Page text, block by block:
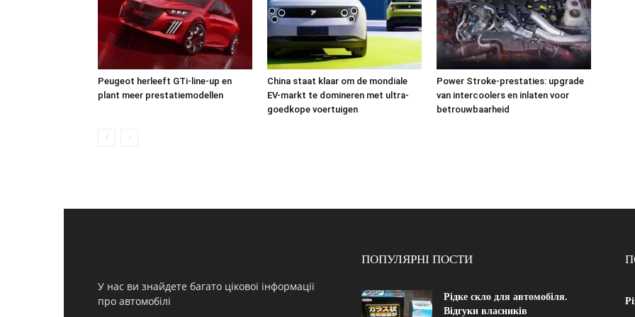
Peugeot herleeft GTi-line-up en
plant meer prestatiemodellen
China staat klaar om de mondiale
EV-markt te domineren met ultra-
goedkope voertuigen
Power Stroke-prestaties: upgrade
van intercoolers en inlaten voor
betrouwbaarheid
У нас ви знайдете багато цікової інформації
про автомобілі
ПОПУЛЯРНІ ПОСТИ
Рідке скло для автомобіля.
Відгуки власників